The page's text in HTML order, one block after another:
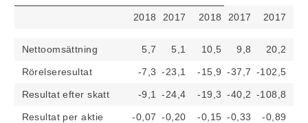
2018 2017 2018 2017 2017
Nettoomsättning 5,7 5,1 10,5 9,8 20,2
Rörelseresultat -7,3 -23,1 -15,9 -37,7 -102,5
Resultat efter skatt -9,1 -24,4 -19,3 -40,2 -108,8
Resultat per aktie
-0,07 -0,20 -0,15 -0,33 -0,89